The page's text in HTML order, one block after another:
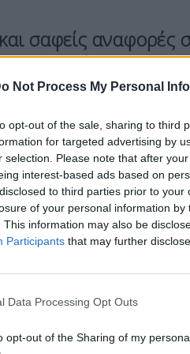
Not Process My Personal
opt-out of the sale, sharing to third
for targeted advertising by
selection. Please note that after
interest-based ads based on
to third parties prior to
of your personal information by
This information may also be
Participants that may further
Data Processing Opt Outs
opt-out of the Sharing of my
σαφείς αναφορές
ο Κυριάκος
απονομής του
μίλησε
ότι «
της, αλλά
».
προέδρου της ΕΚΤστην
ως